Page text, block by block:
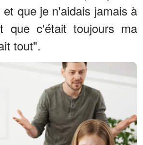
que je n'aidais jamais à
que c'était toujours ma
tout".